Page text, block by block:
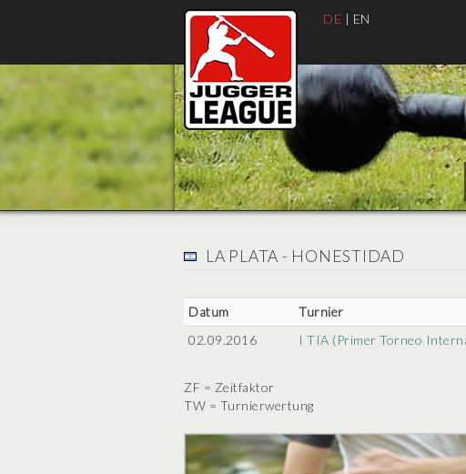
DE | EN
LA PLATA - HONESTIDAD
Datum Turnier
02.09.2016
I TIA (Primer Torneo
ZF = Zeitfaktor
TW = Turnierwertung